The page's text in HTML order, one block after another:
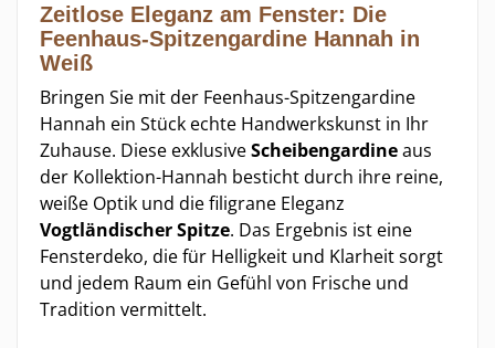
Zeitlose Eleganz am Fenster: Die
Feenhaus-Spitzengardine Hannah in
Weiß
Bringen Sie mit der Feenhaus-Spitzengardine
Hannah ein Stück echte Handwerkskunst in Ihr
Zuhause. Diese exklusiveScheibengardineaus
der Kollektion-Hannah besticht durch ihre reine,
weiße Optik und die filigrane Eleganz
Vogtländischer Spitze. Das Ergebnis ist eine
Fensterdeko, die für Helligkeit und Klarheit sorgt
und jedem Raum ein Gefühl von Frische und
Tradition vermittelt.